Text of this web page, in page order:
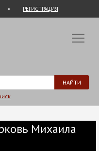
РЕГИСТРАЦИЯ
Михаила